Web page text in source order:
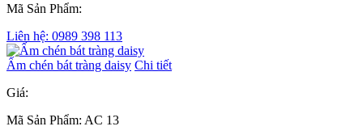
Mã Sản Phẩm:
Liên hệ: 0989 398 113
Ấm chén bát tràng daisy Chi tiết
Giá:
Mã Sản Phẩm: AC 13